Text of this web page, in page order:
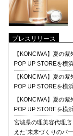
プレスリリース
【KONCIWA】夏の
POP UP STOREを横
【KONCIWA】夏の
POP UP STOREを横
【KONCIWA】夏の
POP UP STOREを横
宮城県の理美容代理
えた”未来づくりのパ